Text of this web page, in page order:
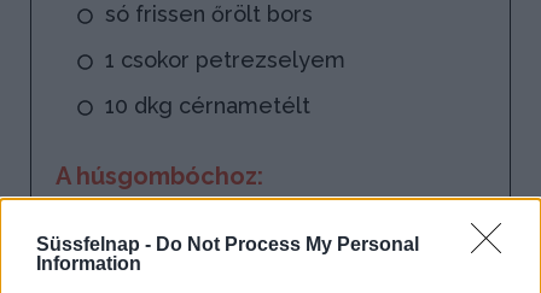
Süssfelnap - Do Not Process My Personal
Information
só frissen őrölt bors
1 csokor petrezselyem
10 dkg cérnametélt
A húsgombóchoz:
pulyka borjú)